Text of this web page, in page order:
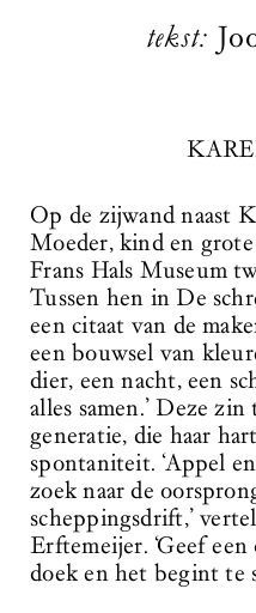
tekst:
Op de zijwand naast
Moeder, kind en
Frans Hals Museum
Tussen hen in De
een citaat van de
een bouwsel van
dier, een nacht, een
alles samen.’ Deze
generatie, die haar
spontaniteit. ‘Appel
zoek naar de
scheppingsdrift,’
Erftemeijer. ‘Geef
doek en het begint te